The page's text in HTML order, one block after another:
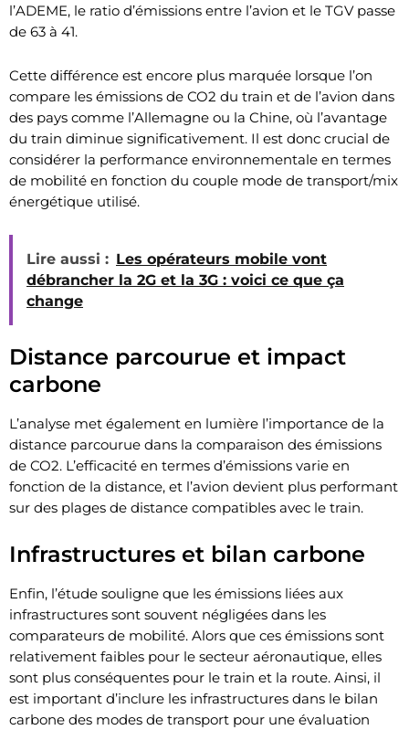
l’ADEME, le ratio d’émissions entre l’avion et le TGV passe
de 63 à 41.
Cette différence est encore plus marquée lorsque l’on
compare les émissions de CO2 du train et de l’avion dans
des pays comme l’Allemagne ou la Chine, où l’avantage
du train diminue significativement. Il est donc crucial de
considérer la performance environnementale en termes
de mobilité en fonction du couple mode de transport/mix
énergétique utilisé.
Lire aussi : Les opérateurs mobile vont
débrancher la 2G et la 3G : voici ce que ça
change
Distance parcourue et impact
carbone
L’analyse met également en lumière l’importance de la
distance parcourue dans la comparaison des émissions
de CO2. L’efficacité en termes d’émissions varie en
fonction de la distance, et l’avion devient plus performant
sur des plages de distance compatibles avec le train.
Infrastructures et bilan carbone
Enfin, l’étude souligne que les émissions liées aux
infrastructures sont souvent négligées dans les
comparateurs de mobilité. Alors que ces émissions sont
relativement faibles pour le secteur aéronautique, elles
sont plus conséquentes pour le train et la route. Ainsi, il
est important d’inclure les infrastructures dans le bilan
carbone des modes de transport pour une évaluation